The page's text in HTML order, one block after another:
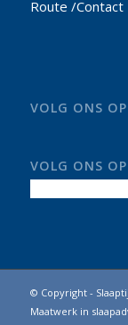
Route /Contact
VOLG ONS
VOLG ONS
© Copyright -
Maatwerk in